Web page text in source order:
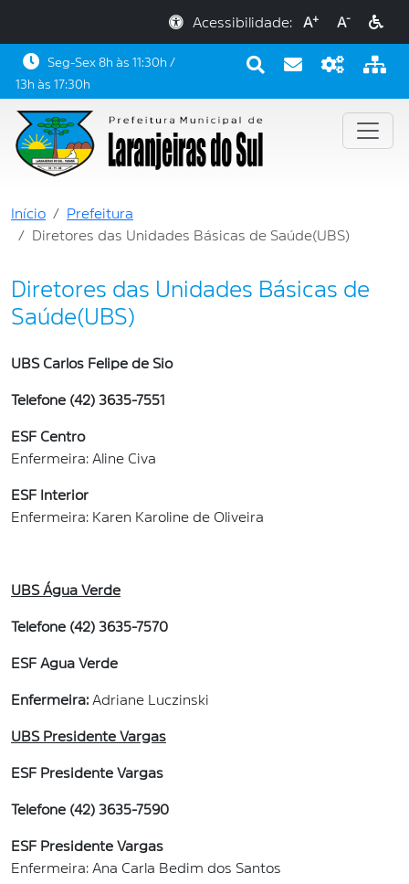
Acessibilidade: A+ A-
Seg-Sex 8h às 11:30h /
13h às 17:30h
Início
Prefeitura
Diretores das Unidades Básicas de Saúde(UBS)
Diretores das Unidades Básicas de
Saúde(UBS)
UBS Carlos Felipe de Sio
Telefone (42) 3635-7551
ESF Centro
Enfermeira: Aline Civa
ESF Interior
Enfermeira: Karen Karoline de Oliveira
UBS Água Verde
Telefone (42) 3635-7570
ESF Agua Verde
Enfermeira: Adriane Luczinski
UBS Presidente Vargas
ESF Presidente Vargas
Telefone (42) 3635-7590
ESF Presidente Vargas
Enfermeira: Ana Carla Bedim dos Santos